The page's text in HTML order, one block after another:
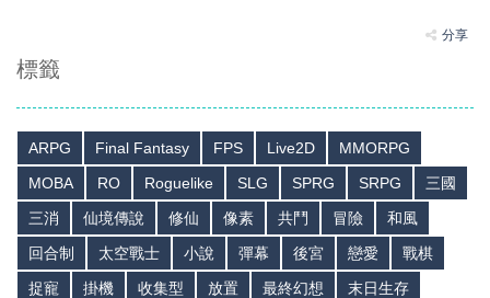
分享
標籤
ARPG Final Fantasy FPS Live2D
MMORPG
MOBA
RO Roguelike SLG SPRG SRPG
三國
三消
仙境傳說 修仙 像素 共鬥 冒險
和風
回合制
太空戰士 小說 彈幕 後宮 戀愛
戰棋
捉寵
掛機 收集型 放置 最終幻想
末日生存